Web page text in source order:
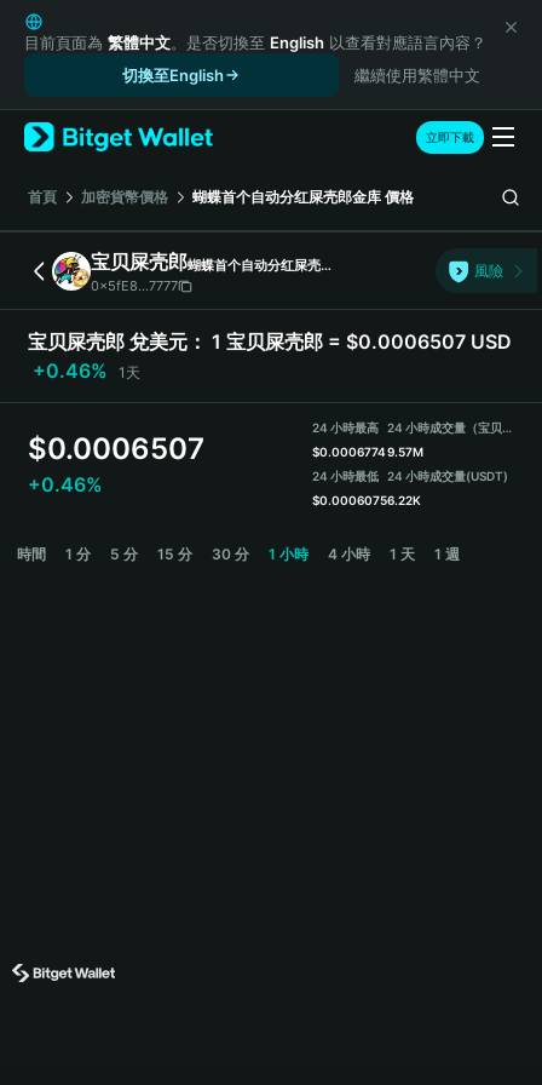
English
日本語
Русский
Español (Latinoamérica)
Türkçe
Italiano
Deutsch
简体中文
繁體中文
Português (Portugal)
Bahasa Indonesia
Español
目前頁面為 繁體中文。是否切換至 English 以查看對應語言內容？
切換至English
繼續使用繁體中文
立即下載
首頁 加密貨幣價格 蝴蝶首个自动分红屎壳郎金库 價格
宝贝屎壳郎
蝴蝶首个自动分红屎壳郎金库
0x5fE8...7777
風險
宝贝屎壳郎 兌美元： 1 宝贝屎壳郎 = $0.0006507 USD
+0.46%
1天
$0.0006507
+0.46%
24 小時最高
$0.0006774
24 小時最低
$0.0006075
24 小時成交量（宝贝屎壳郎）
9.57M
24 小時成交量(USDT)
6.22K
時間 1 分 5 分 15 分 30 分 1 小時 4 小時 1 天 1 週